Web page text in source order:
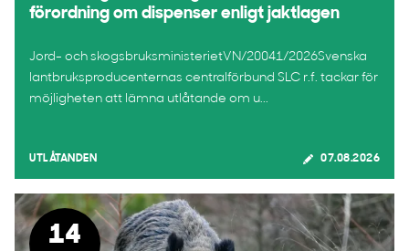
förordning om dispenser enligt jaktlagen
Jord- och skogsbruksministerietVN/20041/2026Svenska
lantbruksproducenternas centralförbund SLC r.f. tackar för
möjligheten att lämna utlåtande om u...
UTLÅTANDEN 07.08.2026
14